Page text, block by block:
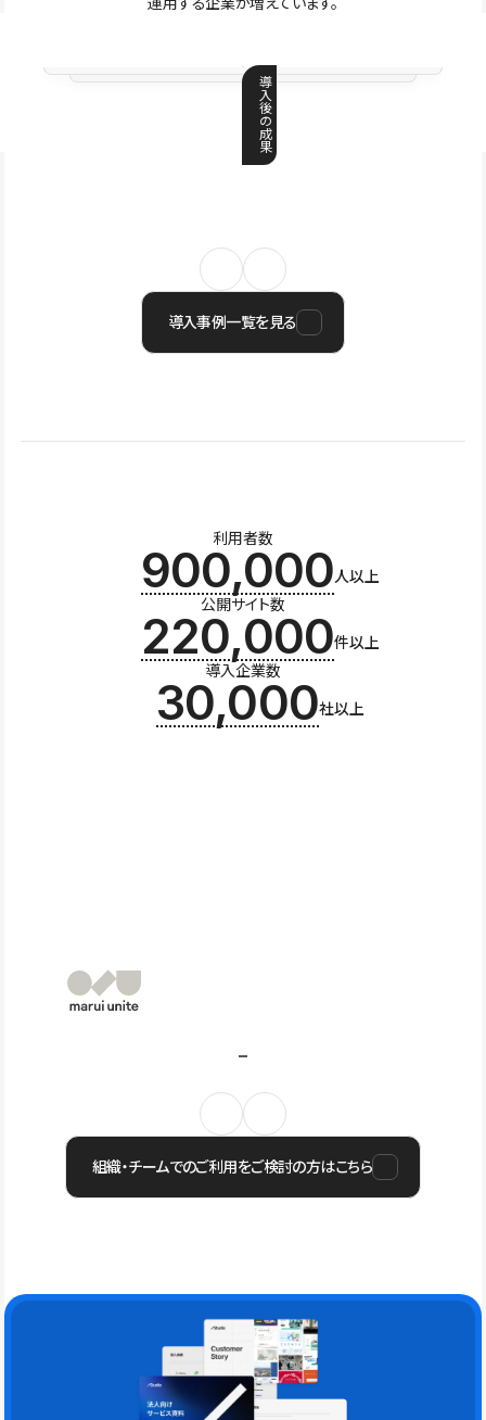
導
入
後
の
成
果
導入事例一覧を見る
利用者数
900,000人以上
公開サイト数
220,000件以上
導入企業数
30,000社以上
組織・チームでのご利用をご検討の方はこちら